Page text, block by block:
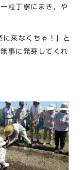
粒丁寧にまき，や
来なくちゃ！」と
事に発芽してくれ